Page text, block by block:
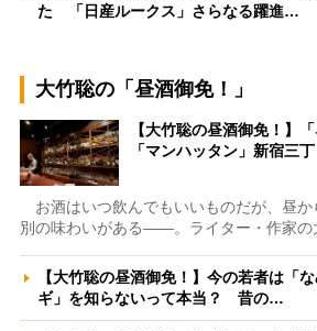
た 「日産ルークス」さらなる躍進…
大竹聡の「昼酒御免！」
【大竹聡の昼酒御免！】
「マンハッタン」新宿三
お酒はいつ飲んでもいいものだが、昼か
別の味わいがある――。ライター・作家の
【大竹聡の昼酒御免！】今の若者は「
ギ」を知らないって本当？ 昔の…